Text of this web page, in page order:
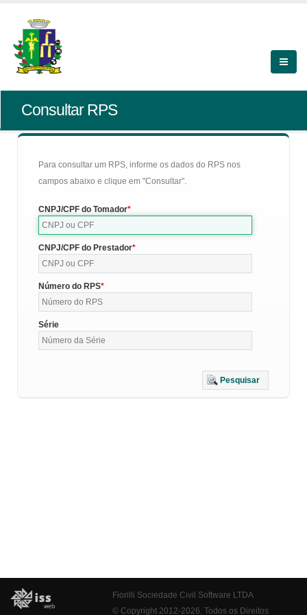
Consultar RPS
Para consultar um RPS, informe os dados do RPS nos
campos abaixo e clique em "Consultar".
CNPJ/CPF do Tomador
CNPJ/CPF do Prestador
Número do RPS
Série
Pesquisar
Fiorilli Sociedade Civil Software LTDA
© Copyright 2012-2026. Todos os Direitos